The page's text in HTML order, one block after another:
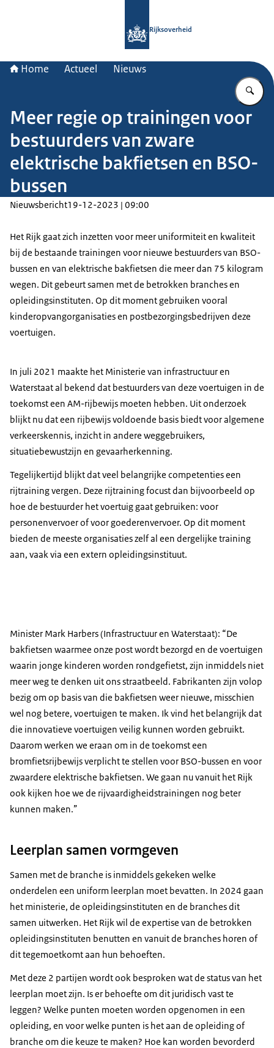
Rijksoverheid
Home Actueel Nieuws
Meer regie op trainingen voor
bestuurders van zware
elektrische bakfietsen en BSO-
bussen
Nieuwsbericht19-12-2023 | 09:00
Het Rijk gaat zich inzetten voor meer uniformiteit en kwaliteit
bij de bestaande trainingen voor nieuwe bestuurders van BSO-
bussen en van elektrische bakfietsen die meer dan 75 kilogram
wegen. Dit gebeurt samen met de betrokken branches en
opleidingsinstituten. Op dit moment gebruiken vooral
kinderopvangorganisaties en postbezorgingsbedrijven deze
voertuigen.
In juli 2021 maakte het Ministerie van infrastructuur en
Waterstaat al bekend dat bestuurders van deze voertuigen in de
toekomst een AM-rijbewijs moeten hebben. Uit onderzoek
blijkt nu dat een rijbewijs voldoende basis biedt voor algemene
verkeerskennis, inzicht in andere weggebruikers,
situatiebewustzijn en gevaarherkenning.
Tegelijkertijd blijkt dat veel belangrijke competenties een
rijtraining vergen. Deze rijtraining focust dan bijvoorbeeld op
hoe de bestuurder het voertuig gaat gebruiken: voor
personenvervoer of voor goederenvervoer. Op dit moment
bieden de meeste organisaties zelf al een dergelijke training
aan, vaak via een extern opleidingsinstituut.
Minister Mark Harbers (Infrastructuur en Waterstaat): “De
bakfietsen waarmee onze post wordt bezorgd en de voertuigen
waarin jonge kinderen worden rondgefietst, zijn inmiddels niet
meer weg te denken uit ons straatbeeld. Fabrikanten zijn volop
bezig om op basis van die bakfietsen weer nieuwe, misschien
wel nog betere, voertuigen te maken. Ik vind het belangrijk dat
die innovatieve voertuigen veilig kunnen worden gebruikt.
Daarom werken we eraan om in de toekomst een
bromfietsrijbewijs verplicht te stellen voor BSO-bussen en voor
zwaardere elektrische bakfietsen. We gaan nu vanuit het Rijk
ook kijken hoe we de rijvaardigheidstrainingen nog beter
kunnen maken.”
Leerplan samen vormgeven
Samen met de branche is inmiddels gekeken welke
onderdelen een uniform leerplan moet bevatten. In 2024 gaan
het ministerie, de opleidingsinstituten en de branches dit
samen uitwerken. Het Rijk wil de expertise van de betrokken
opleidingsinstituten benutten en vanuit de branches horen of
dit tegemoetkomt aan hun behoeften.
Met deze 2 partijen wordt ook besproken wat de status van het
leerplan moet zijn. Is er behoefte om dit juridisch vast te
leggen? Welke punten moeten worden opgenomen in een
opleiding, en voor welke punten is het aan de opleiding of
branche om die keuze te maken? Hoe kan worden bevorderd